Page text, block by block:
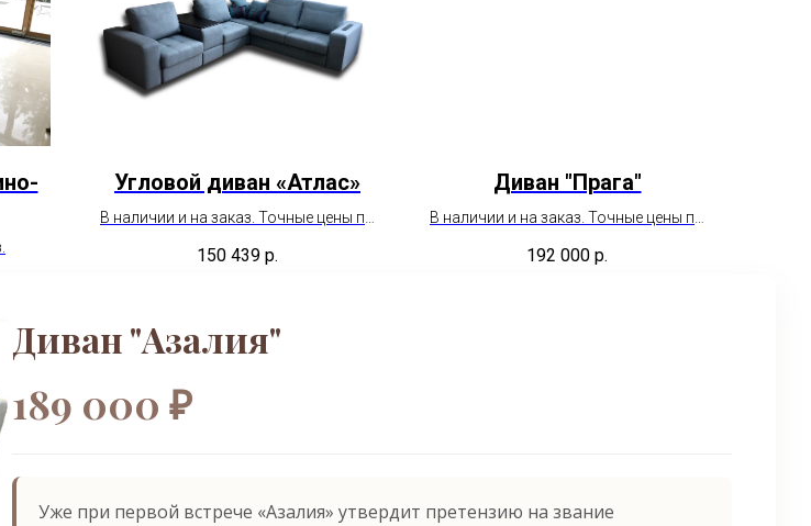
Угловой диван «Атлас»
В наличии и на заказ. Точные цены по
пожалуйста уточняйте у менеджера.
150 439 р.
Диван "Прага"
В наличии и на заказ. Точные цены по
пожалуйста уточняйте у менеджера.
192 000 р.
Диван "Азалия"
189 000 ₽
Уже при первой встрече «Азалия» утвердит претензию на звание